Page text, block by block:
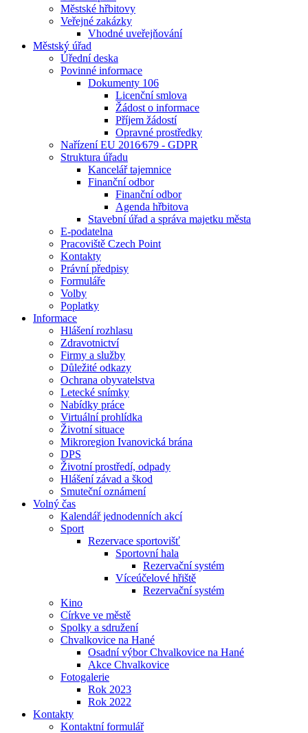
Městské hřbitovy
Veřejné zakázky
Vhodné uveřejňování
Městský úřad
Úřední deska
Povinné informace
Dokumenty 106
Licenční smlova
Žádost o informace
Příjem žádostí
Opravné prostředky
Nařízení EU 2016⁄679 - GDPR
Struktura úřadu
Kancelář tajemnice
Finanční odbor
Finanční odbor
Agenda hřbitova
Stavební úřad a správa majetku města
E-podatelna
Pracoviště Czech Point
Kontakty
Právní předpisy
Formuláře
Volby
Poplatky
Informace
Hlášení rozhlasu
Zdravotnictví
Firmy a služby
Důležité odkazy
Ochrana obyvatelstva
Letecké snímky
Nabídky práce
Virtuální prohlídka
Životní situace
Mikroregion Ivanovická brána
DPS
Životní prostředí, odpady
Hlášení závad a škod
Smuteční oznámení
Volný čas
Kalendář jednodenních akcí
Sport
Rezervace sportovišť
Sportovní hala
Rezervační systém
Víceúčelové hřiště
Rezervační systém
Kino
Církve ve městě
Spolky a sdružení
Chvalkovice na Hané
Osadní výbor Chvalkovice na Hané
Akce Chvalkovice
Fotogalerie
Rok 2023
Rok 2022
Kontakty
Kontaktní formulář